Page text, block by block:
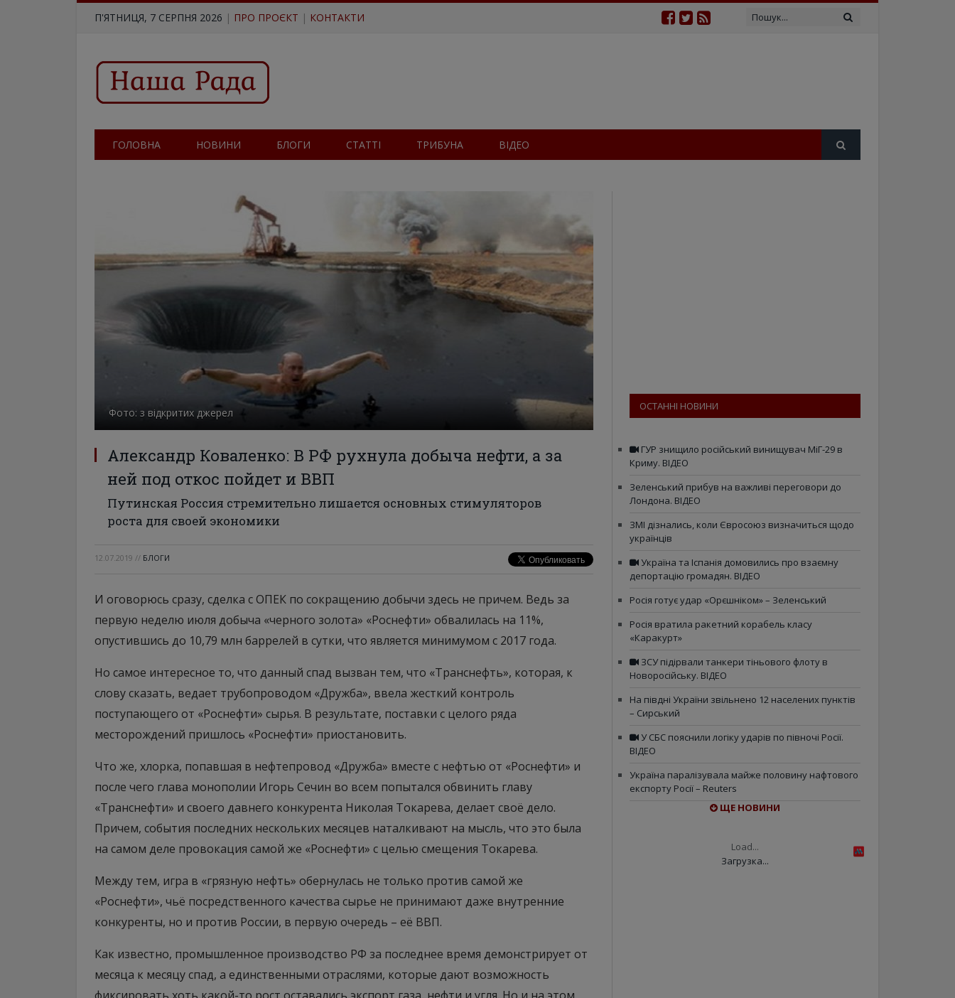
П'ЯТНИЦЯ, 7 СЕРПНЯ 2026 | ПРО ПРОЄКТ | КОНТАКТИ
ГОЛОВНА НОВИНИ БЛОГИ СТАТТІ ТРИБУНА ВІДЕО
Фото: з відкритих джерел
Александр Коваленко: В РФ рухнула добыча нефти, а за
ней под откос пойдет и ВВП
Путинская Россия стремительно лишается основных стимуляторов
роста для своей экономики
12.07.2019 // БЛОГИ
И оговорюсь сразу, сделка с ОПЕК по сокращению добычи здесь не причем. Ведь за
первую неделю июля добыча «черного золота» «Роснефти» обвалилась на 11%,
опустившись до 10,79 млн баррелей в сутки, что является минимумом с 2017 года.
Но самое интересное то, что данный спад вызван тем, что «Транснефть», которая, к
слову сказать, ведает трубопроводом «Дружба», ввела жесткий контроль
поступающего от «Роснефти» сырья. В результате, поставки с целого ряда
месторождений пришлось «Роснефти» приостановить.
Что же, хлорка, попавшая в нефтепровод «Дружба» вместе с нефтью от «Роснефти» и
после чего глава монополии Игорь Сечин во всем попытался обвинить главу
«Транснефти» и своего давнего конкурента Николая Токарева, делает своё дело.
Причем, события последних нескольких месяцев наталкивают на мысль, что это была
на самом деле провокация самой же «Роснефти» с целью смещения Токарева.
Между тем, игра в «грязную нефть» обернулась не только против самой же
«Роснефти», чьё посредственного качества сырье не принимают даже внутренние
конкуренты, но и против России, в первую очередь – её ВВП.
Как известно, промышленное производство РФ за последнее время демонстрирует от
месяца к месяцу спад, а единственными отраслями, которые дают возможность
ОСТАННІ НОВИНИ
ГУР знищило російський винищувач МіГ-29 в
Криму. ВІДЕО
Зеленський прибув на важливі переговори до
Лондона. ВІДЕО
ЗМІ дізнались, коли Євросоюз визначиться щодо
українців
Україна та Іспанія домовились про взаємну
депортацію громадян. ВІДЕО
Росія готує удар «Орєшніком» – Зеленський
Росія вратила ракетний корабель класу
«Каракурт»
ЗСУ підірвали танкери тіньового флоту в
Новоросійську. ВІДЕО
На півдні України звільнено 12 населених пунктів
– Сирський
У СБС пояснили логіку ударів по півночі Росії.
ВІДЕО
Україна паралізувала майже половину нафтового
експорту Росії – Reuters
ЩЕ НОВИНИ
Load...
Загрузка...